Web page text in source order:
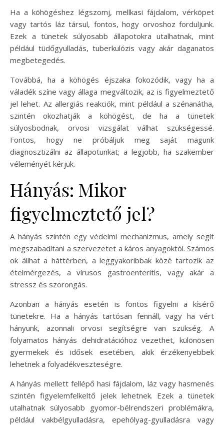
Ha a köhögéshez légszomj, mellkasi fájdalom, vérköpet
vagy tartós láz társul, fontos, hogy orvoshoz forduljunk.
Ezek a tünetek súlyosabb állapotokra utalhatnak, mint
például tüdőgyulladás, tuberkulózis vagy akár daganatos
megbetegedés.
Továbbá, ha a köhögés éjszaka fokozódik, vagy ha a
váladék színe vagy állaga megváltozik, az is figyelmeztető
jel lehet. Az allergiás reakciók, mint például a szénanátha,
szintén okozhatják a köhögést, de ha a tünetek
súlyosbodnak, orvosi vizsgálat válhat szükségessé.
Fontos, hogy ne próbáljuk meg saját magunk
diagnosztizálni az állapotunkat; a legjobb, ha szakember
véleményét kérjük.
Hányás: Mikor
figyelmeztető jel?
A hányás szintén egy védelmi mechanizmus, amely segít
megszabadítani a szervezetet a káros anyagoktól. Számos
ok állhat a háttérben, a leggyakoribbak közé tartozik az
ételmérgezés, a vírusos gastroenteritis, vagy akár a
stressz és szorongás.
Azonban a hányás esetén is fontos figyelni a kísérő
tünetekre. Ha a hányás tartósan fennáll, vagy ha vért
hányunk, azonnali orvosi segítségre van szükség. A
folyamatos hányás dehidratációhoz vezethet, különösen
gyermekek és idősek esetében, akik érzékenyebbek
lehetnek a folyadékveszteségre.
A hányás mellett fellépő hasi fájdalom, láz vagy hasmenés
szintén figyelemfelkeltő jelek lehetnek. Ezek a tünetek
utalhatnak súlyosabb gyomor-bélrendszeri problémákra,
például vakbélgyulladásra, epehólyag-gyulladásra vagy